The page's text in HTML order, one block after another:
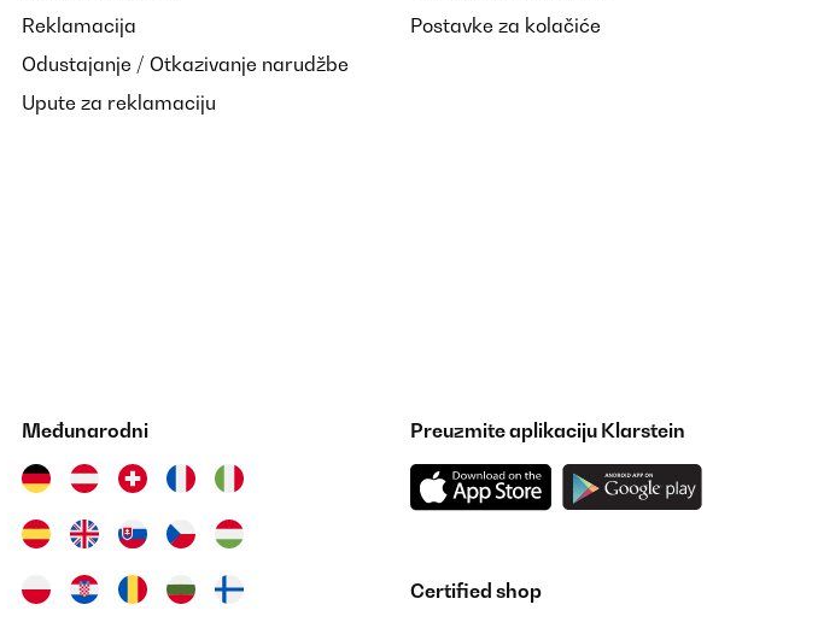
Reklamacija
Odustajanje / Otkazivanje narudžbe
Upute za reklamaciju
Postavke za kolačiće
Međunarodni Preuzmite aplikaciju Klarstein
Certified shop